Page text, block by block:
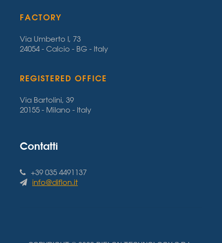
FACTORY
Via Umberto I, 73
24054 - Calcio - BG - Italy
REGISTERED OFFICE
Via Bartolini, 39
20155 - Milano - Italy
Contatti
+39 035 4491137
info@diflon.it